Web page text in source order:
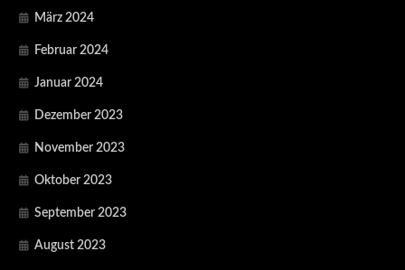
März 2024
Februar 2024
Januar 2024
Dezember 2023
November 2023
Oktober 2023
September 2023
August 2023